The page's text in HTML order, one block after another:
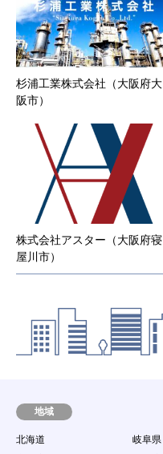
杉浦工業株式会社（大阪府大
阪市）
株式会社アスター（大阪府寝
屋川市）
地域
北海道 岐阜県